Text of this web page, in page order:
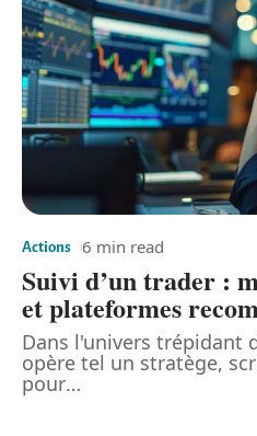
Actions 6 min read
Suivi d’un trader :
et plateformes
Dans l'univers trépidant
opère tel un stratège,
pour…